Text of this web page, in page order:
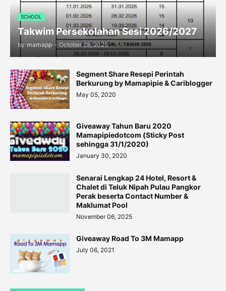
SCHOOL
Takwim Persekolahan Sesi 2026/2027
by mamapp - October 28, 2025
Segment Share Resepi Perintah
Berkurung by Mamapipie & Cariblogger
May 05, 2020
Giveaway Tahun Baru 2020
Mamapipiedotcom (Sticky Post
sehingga 31/1/2020)
January 30, 2020
Senarai Lengkap 24 Hotel, Resort &
Chalet di Teluk Nipah Pulau Pangkor
Perak beserta Contact Number &
Maklumat Pool
November 06, 2025
Giveaway Road To 3M Mamapp
July 06, 2021